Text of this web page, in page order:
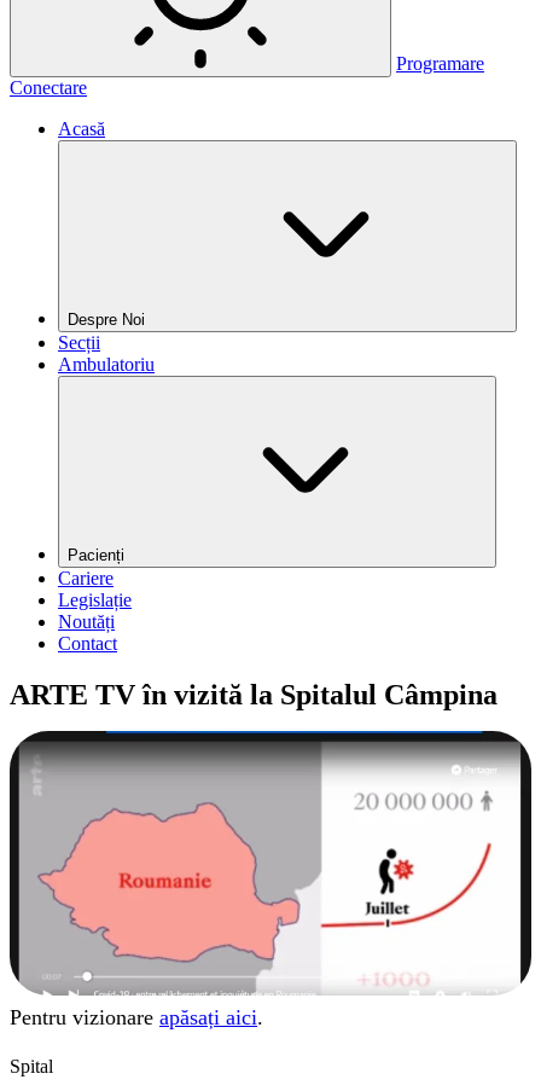
Programare
Conectare
Acasă
Despre Noi
Secții
Ambulatoriu
Pacienți
Cariere
Legislație
Noutăți
Contact
ARTE TV în vizită la Spitalul Câmpina
Pentru vizionare apăsați aici.
Spital